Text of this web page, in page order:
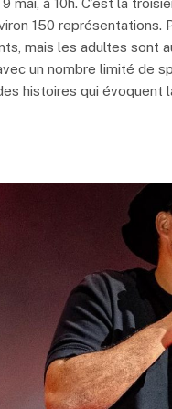
mai, à 10h. C’est la
150
mais les adultes sont
un nombre limité de
histoires qui évoquent